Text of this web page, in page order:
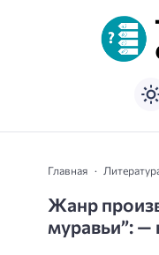
Главная
Жанр
муравьи”: —